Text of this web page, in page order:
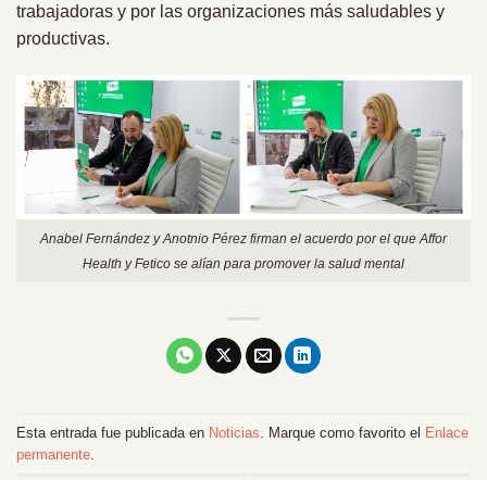
trabajadoras y por las organizaciones más saludables y
productivas.
Anabel Fernández y Anotnio Pérez firman el acuerdo por el que Affor
Health y Fetico se alían para promover la salud mental
Esta entrada fue publicada en Noticias . Marque como favorito el Enlace
permanente